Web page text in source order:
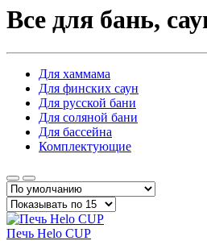
Все для бань,
Для хаммама
Для финских саун
Для русской бани
Для соляной бани
Для бассейна
Комплектующие
Печь Helo CUP